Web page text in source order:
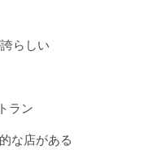
らしい
ラン
な店がある